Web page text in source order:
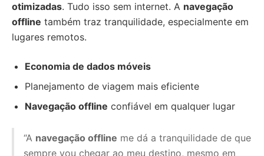
otimizadas. Tudo isso sem internet. A navegação
offline também traz tranquilidade, especialmente em
lugares remotos.
Economia de dados móveis
Planejamento de viagem mais eficiente
Navegação offline confiável em qualquer lugar
“A navegação offline me dá a tranquilidade de que
sempre vou chegar ao meu destino, mesmo em